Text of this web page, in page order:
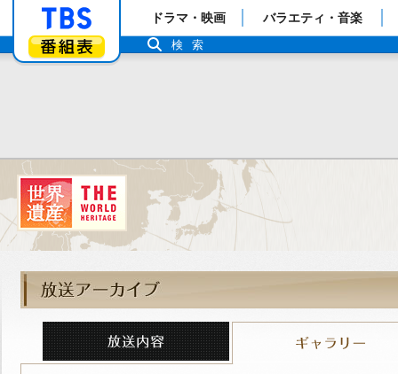
「TBSテレビ」トップページ
番組表
ドラマ・映画 バラエティ・音楽
検索